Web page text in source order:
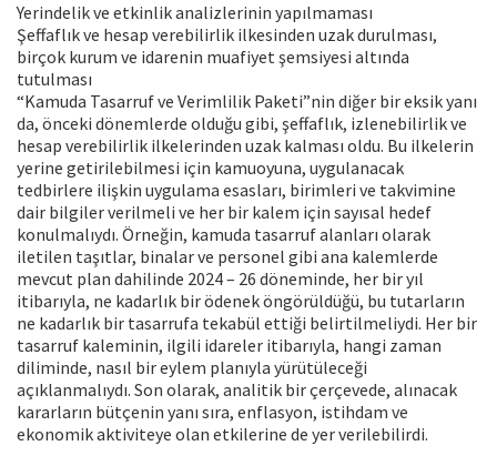
Yerindelik ve etkinlik analizlerinin yapılmaması
Şeffaflık ve hesap verebilirlik ilkesinden uzak durulması,
birçok kurum ve idarenin muafiyet şemsiyesi altında
tutulması
“Kamuda Tasarruf ve Verimlilik Paketi”nin diğer bir eksik yanı
da, önceki dönemlerde olduğu gibi, şeffaflık, izlenebilirlik ve
hesap verebilirlik ilkelerinden uzak kalması oldu. Bu ilkelerin
yerine getirilebilmesi için kamuoyuna, uygulanacak
tedbirlere ilişkin uygulama esasları, birimleri ve takvimine
dair bilgiler verilmeli ve her bir kalem için sayısal hedef
konulmalıydı. Örneğin, kamuda tasarruf alanları olarak
iletilen taşıtlar, binalar ve personel gibi ana kalemlerde
mevcut plan dahilinde 2024 – 26 döneminde, her bir yıl
itibarıyla, ne kadarlık bir ödenek öngörüldüğü, bu tutarların
ne kadarlık bir tasarrufa tekabül ettiği belirtilmeliydi. Her bir
tasarruf kaleminin, ilgili idareler itibarıyla, hangi zaman
diliminde, nasıl bir eylem planıyla yürütüleceği
açıklanmalıydı. Son olarak, analitik bir çerçevede, alınacak
kararların bütçenin yanı sıra, enflasyon, istihdam ve
ekonomik aktiviteye olan etkilerine de yer verilebilirdi.